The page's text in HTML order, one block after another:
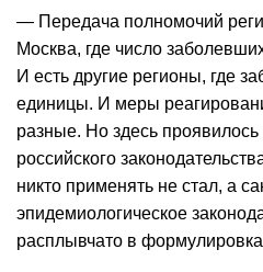
— Передача полномочий
Москва, где число
И есть другие регионы, где
единицы. И меры
разные. Но здесь
российского
никто применять не стал, а
эпидемиологическое
расплывчато в